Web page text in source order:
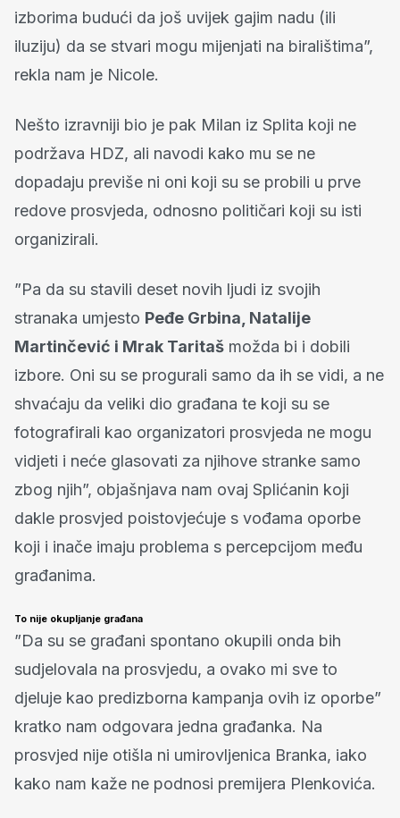
izborima budući da još uvijek gajim nadu (ili
iluziju) da se stvari mogu mijenjati na biralištima”,
rekla nam je Nicole.
Nešto izravniji bio je pak Milan iz Splita koji ne
podržava HDZ, ali navodi kako mu se ne
dopadaju previše ni oni koji su se probili u prve
redove prosvjeda, odnosno političari koji su isti
organizirali.
”Pa da su stavili deset novih ljudi iz svojih
stranaka umjesto Peđe Grbina, Natalije
Martinčević i Mrak Taritaš možda bi i dobili
izbore. Oni su se progurali samo da ih se vidi, a ne
shvaćaju da veliki dio građana te koji su se
fotografirali kao organizatori prosvjeda ne mogu
vidjeti i neće glasovati za njihove stranke samo
zbog njih”, objašnjava nam ovaj Splićanin koji
dakle prosvjed poistovjećuje s vođama oporbe
koji i inače imaju problema s percepcijom među
građanima.
To nije okupljanje građana
”Da su se građani spontano okupili onda bih
sudjelovala na prosvjedu, a ovako mi sve to
djeluje kao predizborna kampanja ovih iz oporbe”
kratko nam odgovara jedna građanka. Na
prosvjed nije otišla ni umirovljenica Branka, iako
kako nam kaže ne podnosi premijera Plenkovića.